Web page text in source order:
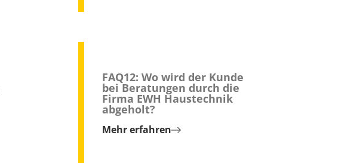
FAQ12: Wo wird der Kunde
bei Beratungen durch die
Firma EWH Haustechnik
abgeholt?
Mehr erfahren